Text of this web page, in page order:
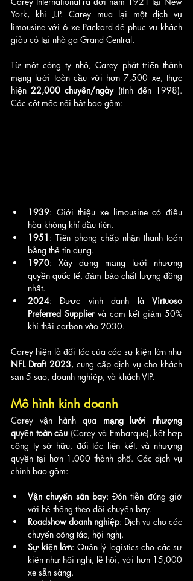
York, khi J.P. Carey mua lại một dịch vụ
limousine với 6 xe Packard để phục vụ khách
giàu có tại nhà ga Grand Central.
Từ một công ty nhỏ, Carey phát triển thành
mạng lưới toàn cầu với hơn 7,500 xe, thực
hiện 22,000 chuyến/ngày (tính đến 1998).
Các cột mốc nổi bật bao gồm:
1939: Giới thiệu xe limousine có điều
hòa không khí đầu tiên.
1951 : Tiên phong chấp nhận thanh toán
bằng thẻ tín dụng.
1970: Xây dựng mạng lưới nhượng
quyền quốc tế, đảm bảo chất lượng đồng
nhất.
2024: Được vinh danh là Virtuoso
Preferred Supplier và cam kết giảm 50%
khí thải carbon vào 2030.
NFL Draft 2023, cung cấp dịch vụ cho khách
sạn 5 sao, doanh nghiệp, và khách VIP.
Mô hình kinh doanh
Carey vận hành qua mạng lưới nhượng
quyền toàn cầu (Carey và Embarque), kết hợp
công ty sở hữu, đối tác liên kết, và nhượng
quyền tại hơn 1.000 thành phố. Các dịch vụ
chính bao gồm:
Vận chuyển sân bay: Đón tiễn đúng giờ
với hệ thống theo dõi chuyến bay.
Roadshow doanh nghiệp: Dịch vụ cho các
chuyến công tác, hội nghị.
Sự kiện lớn: Quản lý logistics cho các sự
kiện như hội nghị, lễ hội, với hơn 15,000
xe sẵn sàng.